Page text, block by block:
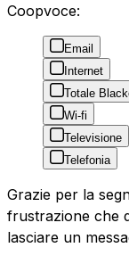
Coopvoce:
Email
Internet
Totale
Wi-fi
Televisione
Telefonia
Grazie per la
frustrazione che
lasciare un